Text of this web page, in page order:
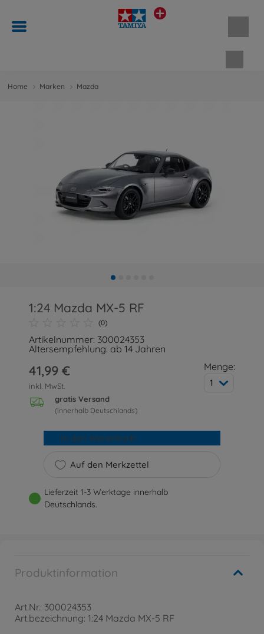
Home Marken Mazda
1:24 Mazda MX-5 RF
(0)
Artikelnummer: 300024353
Altersempfehlung: ab 14 Jahren
41,99 €
inkl. MwSt.
gratis Versand
(innerhalb Deutschlands)
Menge:
1
Auf den Merkzettel
In den Warenkorb
Lieferzeit 1-3 Werktage innerhalb
Deutschlands.
Produktinformation
Art.Nr.: 300024353
Art.bezeichnung: 1:24 Mazda MX-5 RF